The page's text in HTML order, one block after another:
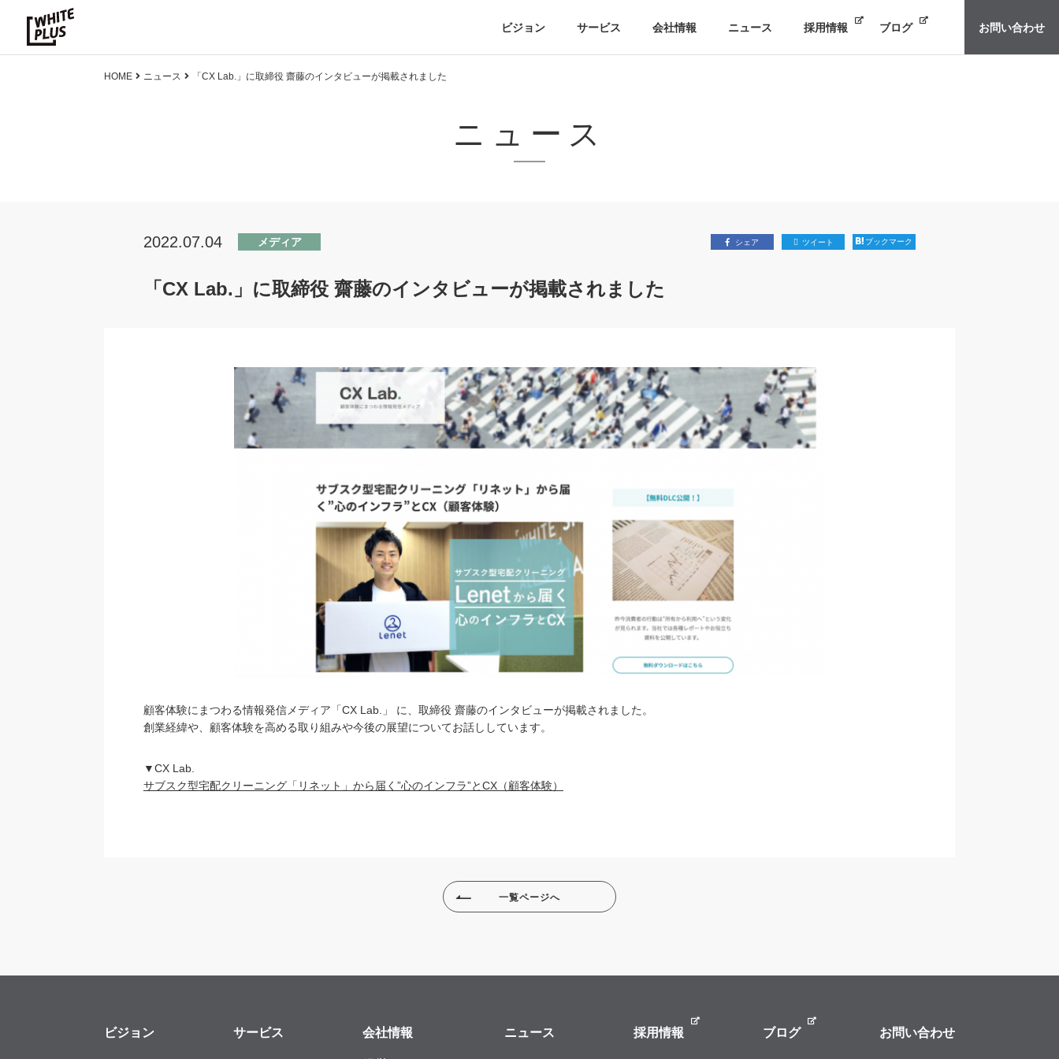
ビジョン サービス 会社情報 ニュース 採用情報 ブログ お問い合わせ
HOME ニュース 「CX Lab.」に取締役 齋藤のインタビューが掲載されました
ニュース
2022.07.04 メディア シェア ツイート ブックマーク
「CX Lab.」に取締役 齋藤のインタビューが掲載されました
顧客体験にまつわる情報発信メディア「CX Lab.」 に、取締役 齋藤のインタビューが掲載されました。
創業経緯や、顧客体験を高める取り組みや今後の展望についてお話ししています。
▼CX Lab.
サブスク型宅配クリーニング「リネット」から届く”心のインフラ”とCX（顧客体験）
一覧ページへ
ビジョン サービス 会社情報 ニュース 採用情報 ブログ お問い合わせ